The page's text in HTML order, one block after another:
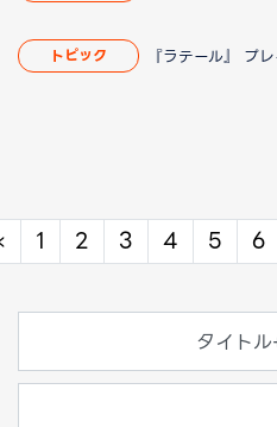
トピック
Previous
1 2 3 4 5 6